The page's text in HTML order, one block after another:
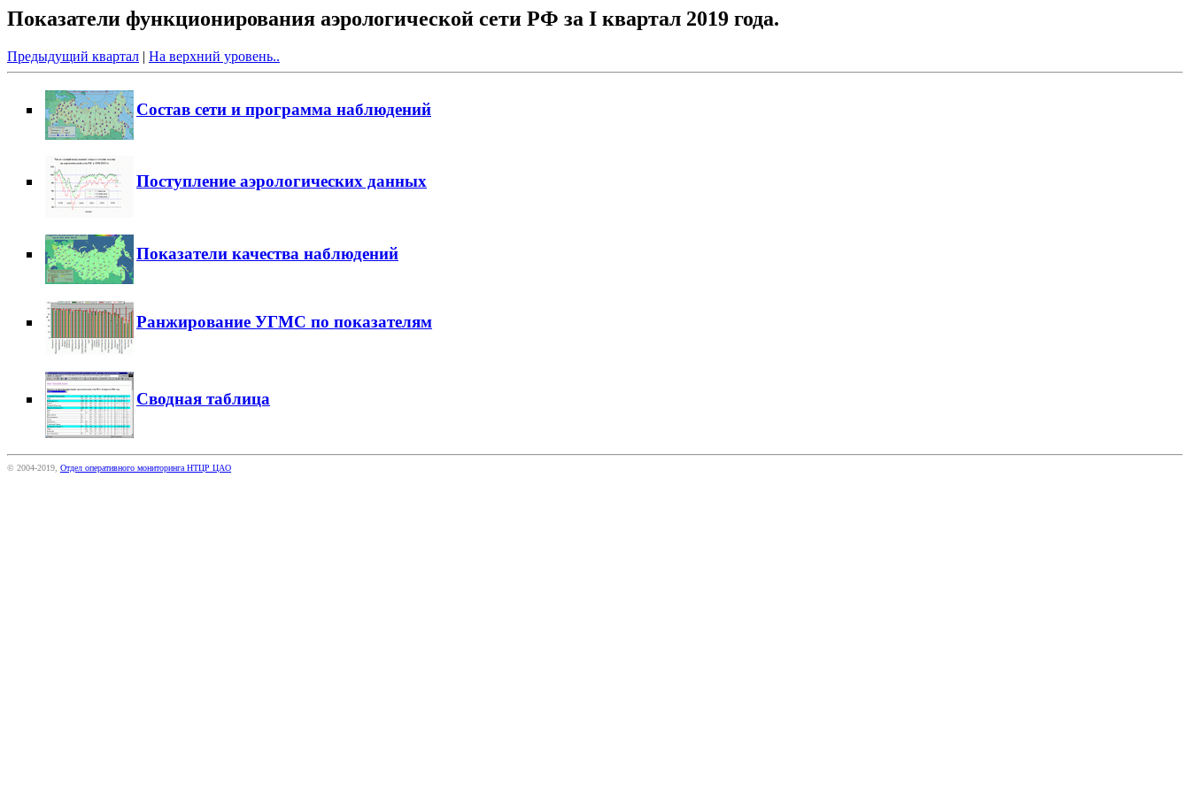
Показатели функционирования аэрологической сети РФ за I квартал 2019 года.
Предыдущий квартал | На верхний уровень..
Состав сети и программа наблюдений
Поступление аэрологических данных
Показатели качества наблюдений
Ранжирование УГМС по показателям
Сводная таблица
© 2004-2019, Отдел оперативного мониторинга НТЦР ЦАО